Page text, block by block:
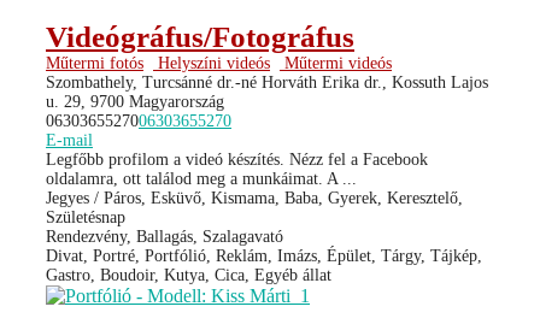
Videógráfus/Fotográfus
Műtermi fotós Helyszíni videós
Műtermi videós
Szombathely, Turcsánné dr.-né Horváth Erika dr., Kossuth Lajos
u. 29, 9700 Magyarország
0630365527006303655270
E-mail
Legfőbb profilom a videó készítés. Nézz fel a Facebook
oldalamra, ott találod meg a munkáimat. A ...
Jegyes / Páros, Esküvő, Kismama, Baba, Gyerek, Keresztelő,
Születésnap
Rendezvény, Ballagás, Szalagavató
Divat, Portré, Portfólió, Reklám, Imázs, Épület, Tárgy, Tájkép,
Gastro, Boudoir, Kutya, Cica, Egyéb állat